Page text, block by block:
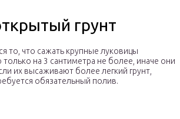
грунт
то, что сажать крупные луковицы
на 3 сантиметра не более, иначе они
их высаживают более легкий грунт,
обязательный полив.